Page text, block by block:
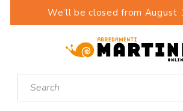
We’ll be closed from August